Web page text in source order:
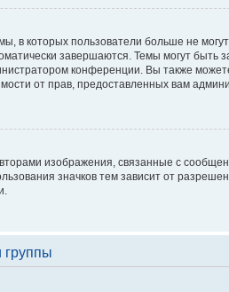
в которых пользователи больше не
завершаются. Темы могут быть
конференции. Вы также
от прав, предоставленных вам
изображения, связанные с
значков тем зависит от
группы